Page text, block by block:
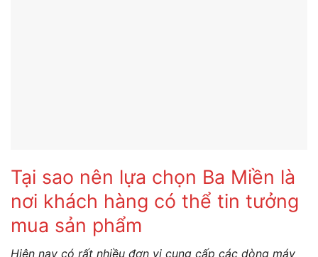
Tại sao nên lựa chọn Ba Miền là
nơi khách hàng có thể tin tưởng
mua sản phẩm
Hiện nay có rất nhiều đơn vị cung cấp các dòng máy